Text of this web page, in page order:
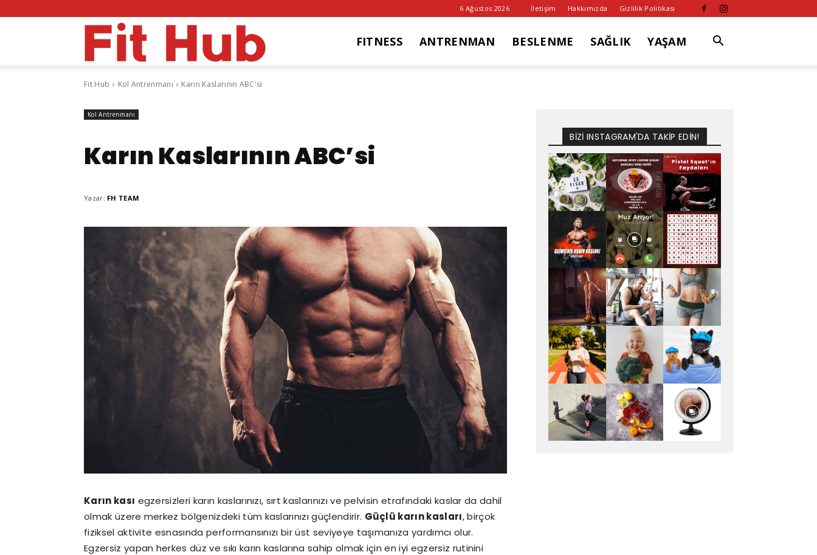
6 Ağustos 2026 İletişim Hakkımızda Gizlilik Politikası
FITNESS ANTRENMAN BESLENME SAĞLIK YAŞAM
Fit Hub Kol Antrenmanı Karın Kaslarının ABC'si
Kol Antrenmanı
Karın Kaslarının ABC’si
Yazar: FH TEAM
Karın kası egzersizleri karın kaslarınızı, sırt kaslarınızı ve pelvisin etrafındaki kaslar da dahil
olmak üzere merkez bölgenizdeki tüm kaslarınızı güçlendirir. Güçlü karın kasları, birçok
fiziksel aktivite esnasında performansınızı bir üst seviyeye taşımanıza yardımcı olur.
Egzersiz yapan herkes düz ve sıkı karın kaslarına sahip olmak için en iyi egzersiz rutinini
BİZİ INSTAGRAM'DA TAKİP EDİN!